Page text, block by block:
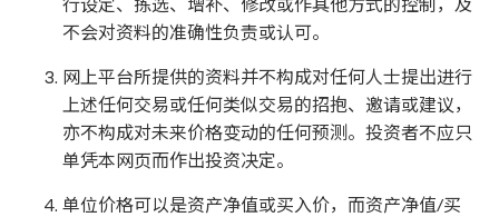
行设定、拣选、增补、修改或作其他方式的控制，及
不会对资料的准确性负责或认可。
网上平台所提供的资料并不构成对任何人士提出进行
上述任何交易或任何类似交易的招抱、邀请或建议，
亦不构成对未来价格变动的任何预测。投资者不应只
单凭本网页而作出投资决定。
单位价格可以是资产净值或买入价，而资产净值/买